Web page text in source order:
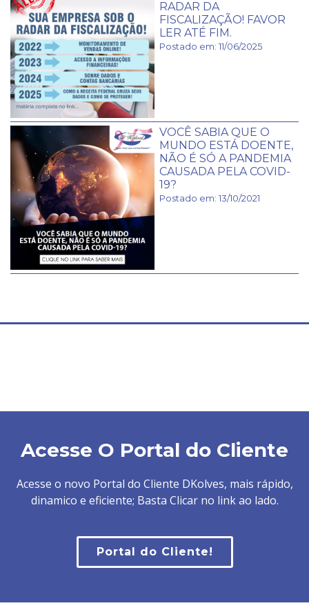
RADAR DA
FISCALIZAÇÃO! FAVOR
LER ATÉ FIM.
Postado em: 11/06/2025
VOCÊ SABIA QUE O
MUNDO ESTÁ DOENTE,
NÃO É SÓ A PANDEMIA
CAUSADA PELA COVID-
19?
Postado em: 13/10/2021
Acesse O Portal do Cliente
Acesse o novo Portal do Cliente DKolves, mais rápido,
dinamico e eficiente; Basta Clicar no link ao lado.
Portal do Cliente!